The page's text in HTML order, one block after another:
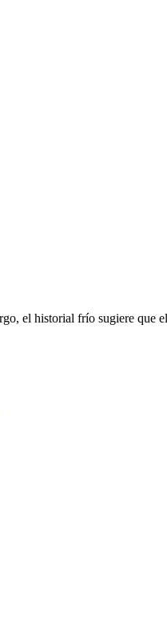
el historial frío sugiere que